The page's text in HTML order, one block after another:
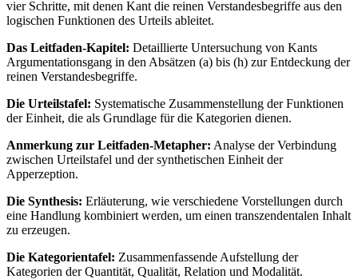
vier Schritte, mit denen Kant die reinen Verstandesbegriffe aus den
logischen Funktionen des Urteils ableitet.
Das Leitfaden-Kapitel: Detaillierte Untersuchung von Kants
Argumentationsgang in den Absätzen (a) bis (h) zur Entdeckung der
reinen Verstandesbegriffe.
Die Urteilstafel: Systematische Zusammenstellung der Funktionen
der Einheit, die als Grundlage für die Kategorien dienen.
Anmerkung zur Leitfaden-Metapher: Analyse der Verbindung
zwischen Urteilstafel und der synthetischen Einheit der
Apperzeption.
Die Synthesis: Erläuterung, wie verschiedene Vorstellungen durch
eine Handlung kombiniert werden, um einen transzendentalen Inhalt
zu erzeugen.
Die Kategorientafel: Zusammenfassende Aufstellung der
Kategorien der Quantität, Qualität, Relation und Modalität.